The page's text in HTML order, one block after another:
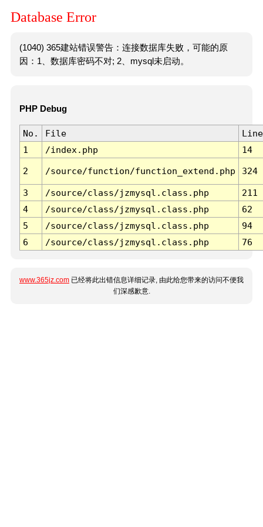
Database Error
(1040) 365建站错误警告：连接数据库失败，可能的原
因：1、数据库密码不对; 2、mysql未启动。
PHP Debug
No. File
Line
1
/index.php 14
2 /source/function/function_extend.php 324
3 /source/class/jzmysql.class.php
211
4
/source/class/jzmysql.class.php
62
5
/source/class/jzmysql.class.php
94
6
/source/class/jzmysql.class.php 76
www.365jz.com 已经将此出错信息详细记录, 由此给您带来的访问不便我
们深感歉意.